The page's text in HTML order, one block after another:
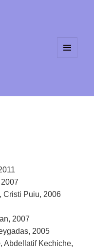
, Cristi Puiu, 2006
2007
2005
, Abdellatif Kechiche,